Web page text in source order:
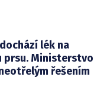
lék na
prsu. Ministerstvo
řešením